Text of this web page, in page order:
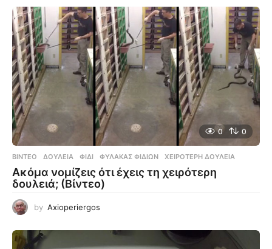
0 0
ΒΊΝΤΕΟ ΔΟΥΛΕΙΆ ,ΦΊΔΙ ,ΦΎΛΑΚΑΣ ΦΙΔΙΏΝ ,ΧΕΙΡΌΤΕΡΗ ΔΟΥΛΕΙΆ
Ακόμα νομίζεις ότι έχεις τη χειρότερη
δουλειά; (Βίντεο)
by Axioperiergos